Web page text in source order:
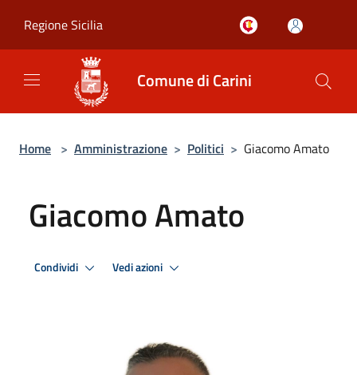
Regione Sicilia
Comune di Carini
Home > Amministrazione > Politici > Giacomo Amato
Giacomo Amato
Condividi Vedi azioni